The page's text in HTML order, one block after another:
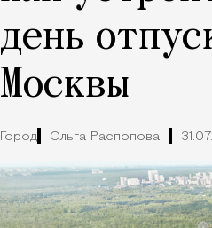
день
Москвы
Город Ольга Распопова